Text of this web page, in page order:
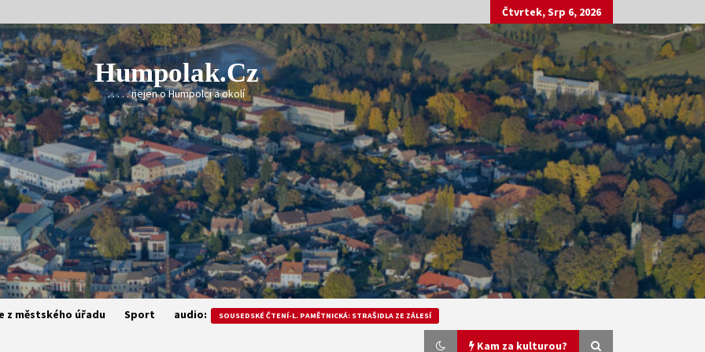
Čtvrtek, Srp 6, 2026
Humpolak.cz
. . . . . nejen o Humpolci a okolí
z městského úřadu Sport audio: SOUSEDSKÉ ČTENÍ-L. PAMĚTNICKÁ: STRAŠIDLA ZE ZÁLESÍ
Kam za kulturou?